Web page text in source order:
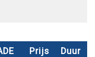
Prijs Duur